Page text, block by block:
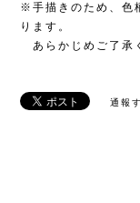
※手描きのため、色
ります。
あらかじめご了承
通報